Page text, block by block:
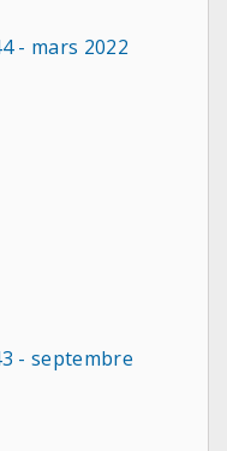
- mars 2022
- septembre